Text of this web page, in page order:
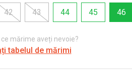
42 43 44 45 46
ce mărime aveți nevoie?
tabelul de mărimi